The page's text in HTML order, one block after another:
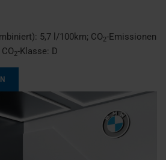
5,7 l/100km; CO2-Emissionen
CO2-Klasse: D